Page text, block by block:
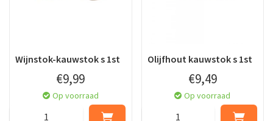
Wijnstok-kauwstok s 1st
€9,99
Op voorraad
Olijfhout kauwstok s 1st
€9,49
Op voorraad